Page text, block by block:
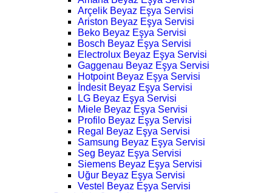
Arçelik Beyaz Eşya Servisi
Ariston Beyaz Eşya Servisi
Beko Beyaz Eşya Servisi
Bosch Beyaz Eşya Servisi
Electrolux Beyaz Eşya Servisi
Gaggenau Beyaz Eşya Servisi
Hotpoint Beyaz Eşya Servisi
İndesit Beyaz Eşya Servisi
LG Beyaz Eşya Servisi
Miele Beyaz Eşya Servisi
Profilo Beyaz Eşya Servisi
Regal Beyaz Eşya Servisi
Samsung Beyaz Eşya Servisi
Seg Beyaz Eşya Servisi
Siemens Beyaz Eşya Servisi
Uğur Beyaz Eşya Servisi
Vestel Beyaz Eşya Servisi